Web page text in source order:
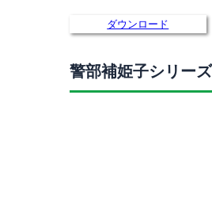
ダウンロード
警部補姫子シリー